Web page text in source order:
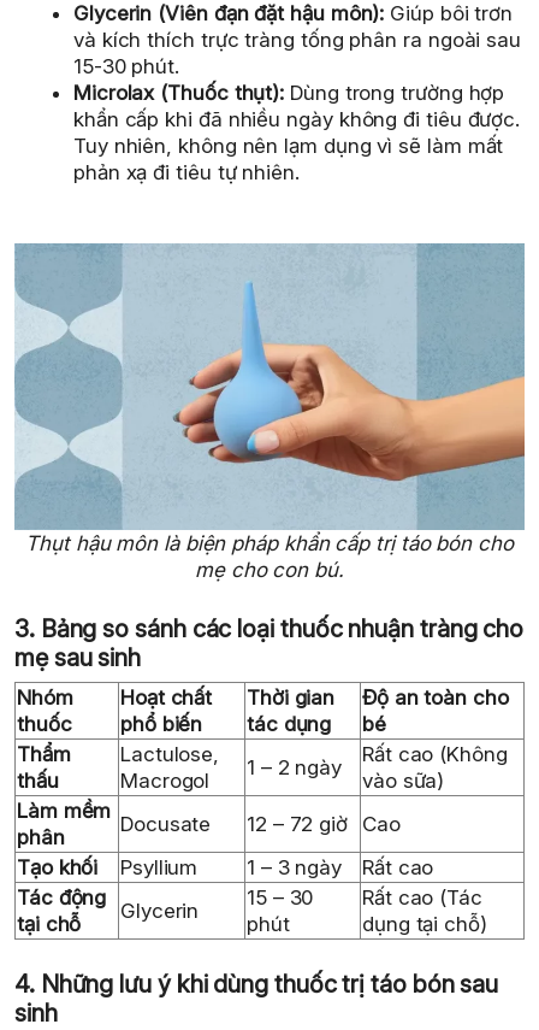
Glycerin (Viên đạn đặt hậu môn): Giúp bôi trơn
và kích thích trực tràng tống phân ra ngoài sau
15-30 phút.
Microlax (Thuốc thụt): Dùng trong trường hợp
khẩn cấp khi đã nhiều ngày không đi tiêu được.
Tuy nhiên, không nên lạm dụng vì sẽ làm mất
phản xạ đi tiêu tự nhiên.
Thụt hậu môn là biện pháp khẩn cấp trị táo bón cho
mẹ cho con bú.
3. Bảng so sánh các loại thuốc nhuận tràng cho
mẹ sau sinh
Nhóm
thuốc
Hoạt chất
phổ biến
Thời gian
tác dụng
Độ an toàn cho
bé
Thẩm
thấu
Lactulose,
Macrogol
1 – 2 ngày
Rất cao (Không
vào sữa)
Làm mềm
phân
Docusate 12 – 72 giờ
Cao
Tạo khối
Psyllium 1 – 3 ngày
Rất cao
Tác động
tại chỗ
Glycerin
15 – 30
phút
Rất cao (Tác
dụng tại chỗ)
4. Những lưu ý khi dùng thuốc trị táo bón sau
sinh